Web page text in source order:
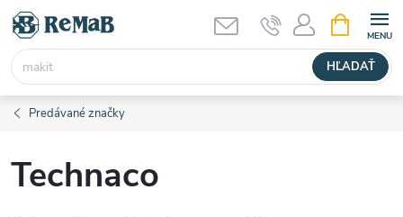
Prejsť
obsah
HĽADAŤ
KOŠÍK
Predávané značky
Technaco